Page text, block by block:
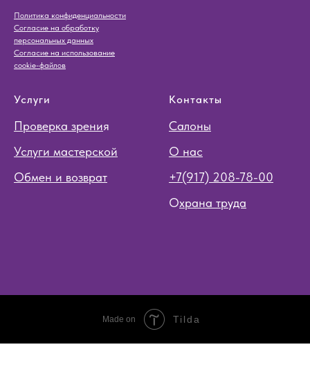
Политика конфиденциальности
Согласие на обработку
персональных данных
Согласие на использование
cookie-файлов
Услуги
Проверка зрения
Услуги мастерской
Обмен и возврат
Контакты
Салоны
О нас
+7(917) 208-78-00
Охрана труда
Made on Tilda